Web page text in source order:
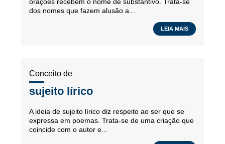
dos nomes que fazem alusão a...
LEIA MAIS
Conceito de
sujeito lírico
A ideia de sujeito lírico diz respeito ao ser que se
expressa em poemas. Trata-se de uma criação que
coincide com o autor e...